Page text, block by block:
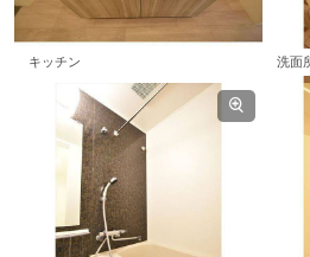
キッチン 洗面